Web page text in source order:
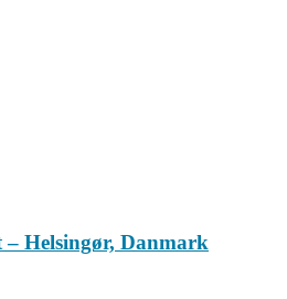
Helsingør, Danmark